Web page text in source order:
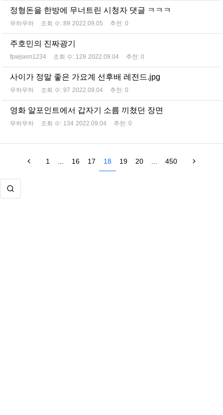
정형돈을 한방에 무너트린 시청자 댓글 ㅋㅋㅋ
무하무하 조회 수: 89 2022.09.05 추천: 0
주호민의 진짜광기
fpwjsem1234 조회 수: 129 2022.09.04 추천: 0
사이가 정말 좋은 가요계 선후배 레전드.jpg
무하무하 조회 수: 97 2022.09.04 추천: 0
영화 알포인트에서 갑자기 소름 끼쳤던 장면
무하무하 조회 수: 134 2022.09.04 추천: 0
1 16 17 18 19 20 450